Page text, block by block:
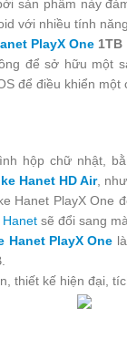
sản phẩm này
với nhiều tính
PlayX One 1TB
để sở hữu một
để điều khiển
hộp chữ nhật,
Hanet HD Air,
Hanet PlayX One
Hanet sẽ đổi sang
Hanet PlayX One
thiết kế hiện đại,